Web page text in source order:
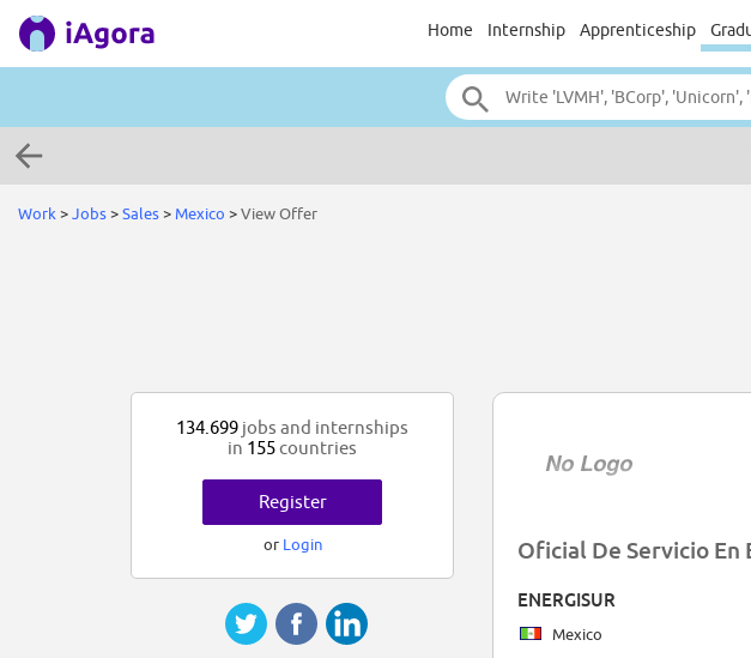
Home Internship Apprenticeship
Work >Jobs>Sales> Mexico >View Offer
Oficial De Servicio En
ENERGISUR
Mexico
134.699 jobs and internships
in 155countries
Register
or Login